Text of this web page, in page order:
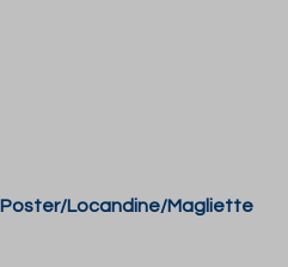
Poster/Locandine/Magliette